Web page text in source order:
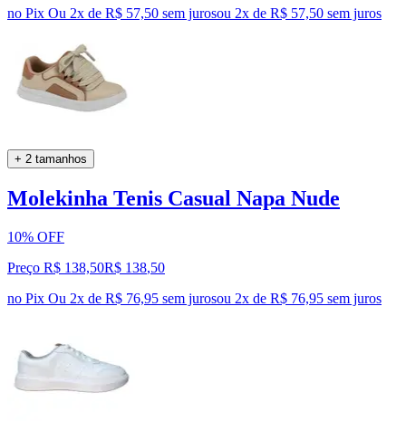
no Pix Ou 2x de R$ 57,50 sem jurosou 2x de R$ 57,50 sem juros
+ 2 tamanhos
Molekinha Tenis Casual Napa Nude
10% OFF
Preço R$ 138,50R$ 138,50
no Pix Ou 2x de R$ 76,95 sem jurosou 2x de R$ 76,95 sem juros